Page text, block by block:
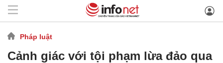
Pháp luật
Cảnh giác với tội phạm lừa đảo qua